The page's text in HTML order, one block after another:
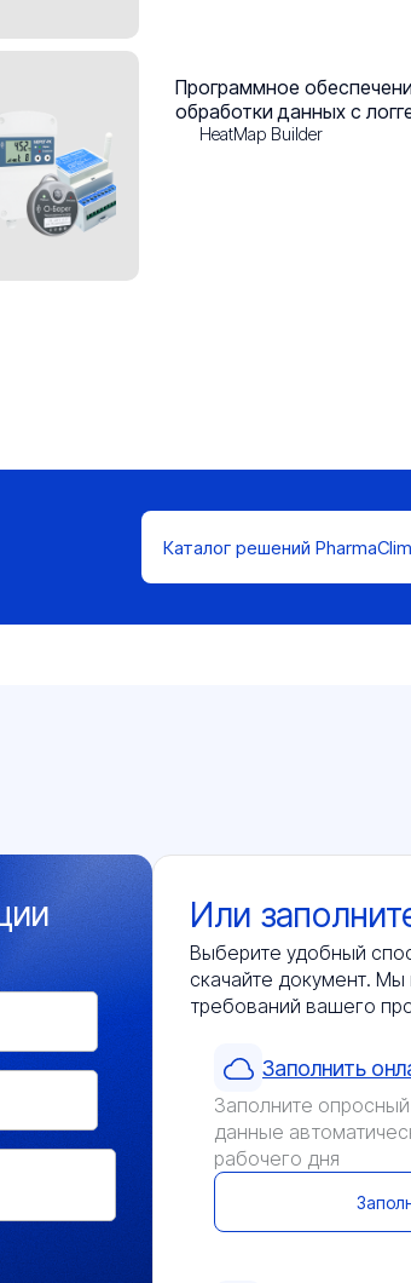
Программное
обработки данных с
HeatMap Builder
Каталог решений
Или
Выберите удобный
скачайте документ.
требований вашего
Заполнить
Заполните
данные
рабочего дня